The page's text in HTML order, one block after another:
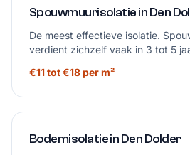
Spouwmuurisolatie in Den
De meest effectieve isolatie.
verdient zichzelf vaak in 3 tot 5
€11 tot €18 per m²
Bodemisolatie in Den Dolder